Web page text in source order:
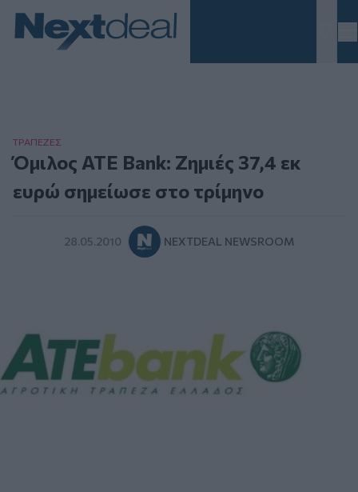
ΤΡAΠΕΖΕΣ
Όμιλος ATE Bank: Ζημιές 37,4 εκ
ευρώ σημείωσε στο τρίμηνο
28.05.2010 NEXTDEAL NEWSROOM